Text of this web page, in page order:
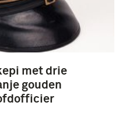
met drie
gouden